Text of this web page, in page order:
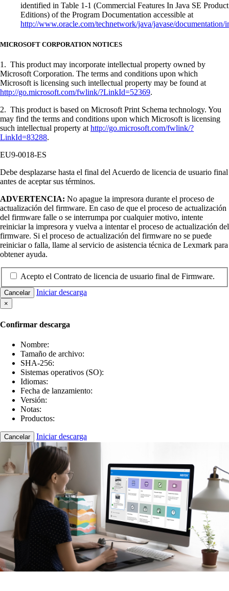
identified in Table 1-1 (Commercial Features In Java SE Product
Editions) of the Program Documentation accessible at
http://www.oracle.com/technetwork/java/javase/documentation/
MICROSOFT CORPORATION NOTICES
1. This product may incorporate intellectual property owned by
Microsoft Corporation. The terms and conditions upon which
Microsoft is licensing such intellectual property may be found at
http://go.microsoft.com/fwlink/?LinkId=52369.
2. This product is based on Microsoft Print Schema technology. You
may find the terms and conditions upon which Microsoft is licensing
such intellectual property at http://go.microsoft.com/fwlink/?
LinkId=83288.
EU9-0018-ES
Debe desplazarse hasta el final del Acuerdo de licencia de usuario final
antes de aceptar sus términos.
ADVERTENCIA: No apague la impresora durante el proceso de
actualización del firmware. En caso de que el proceso de actualización
del firmware falle o se interrumpa por cualquier motivo, intente
reiniciar la impresora y vuelva a intentar el proceso de actualización del
firmware. Si el proceso de actualización del firmware no se puede
reiniciar o falla, llame al servicio de asistencia técnica de Lexmark para
obtener ayuda.
Acepto el Contrato de licencia de usuario final de Firmware.
Cancelar Iniciar descarga
×
Confirmar descarga
Nombre:
Tamaño de archivo:
SHA-256:
Sistemas operativos (SO):
Idiomas:
Fecha de lanzamiento:
Versión:
Notas:
Productos:
Cancelar Iniciar descarga